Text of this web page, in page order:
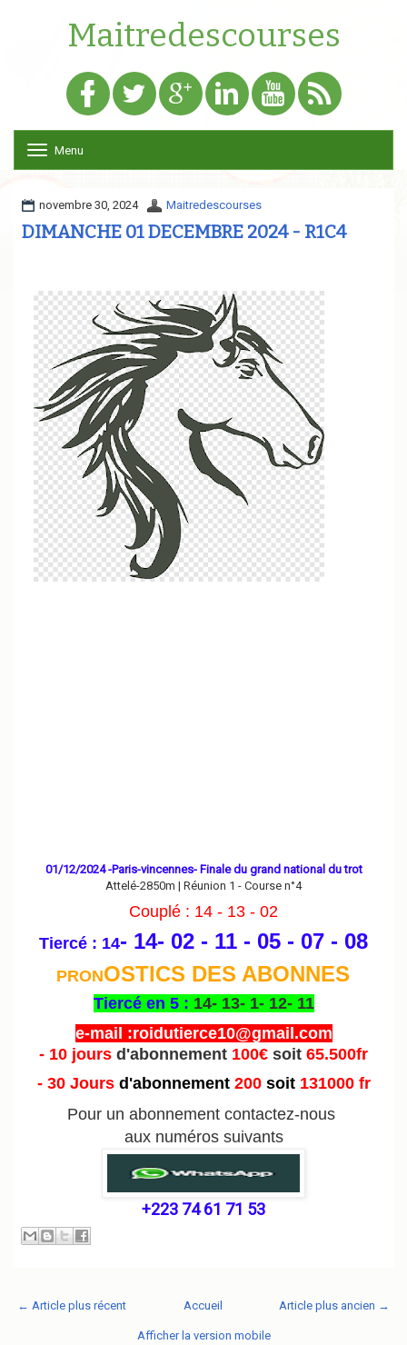
Maitredescourses
o
g
e
i
g
a
i
o
n
Menu
novembre 30, 2024 Maitredescourses
DIMANCHE 01 DECEMBRE 2024 - R1C4
01/12/2024 -Paris-vincennes- Finale du grand national du trot
Attelé-2850m | Réunion 1 - Course n°4
Couplé : 14 - 13 - 02
Tiercé : 14- 14- 02 - 11 - 05 - 07 - 08
PRONOSTICS DES ABONNES
Tiercé en 5 : 14- 13- 1- 12- 11
e-mail :roidutierce10@gmail.com
- 10 jours d'abonnement 100€ soit 65.500fr
- 30 Jours d'abonnement200 soit131000 fr
Pour un abonnement contactez-nous
aux numéros suivants
+223 74 61 71 53
← Article plus récent Article plus ancien →
Accueil
Afficher la version mobile